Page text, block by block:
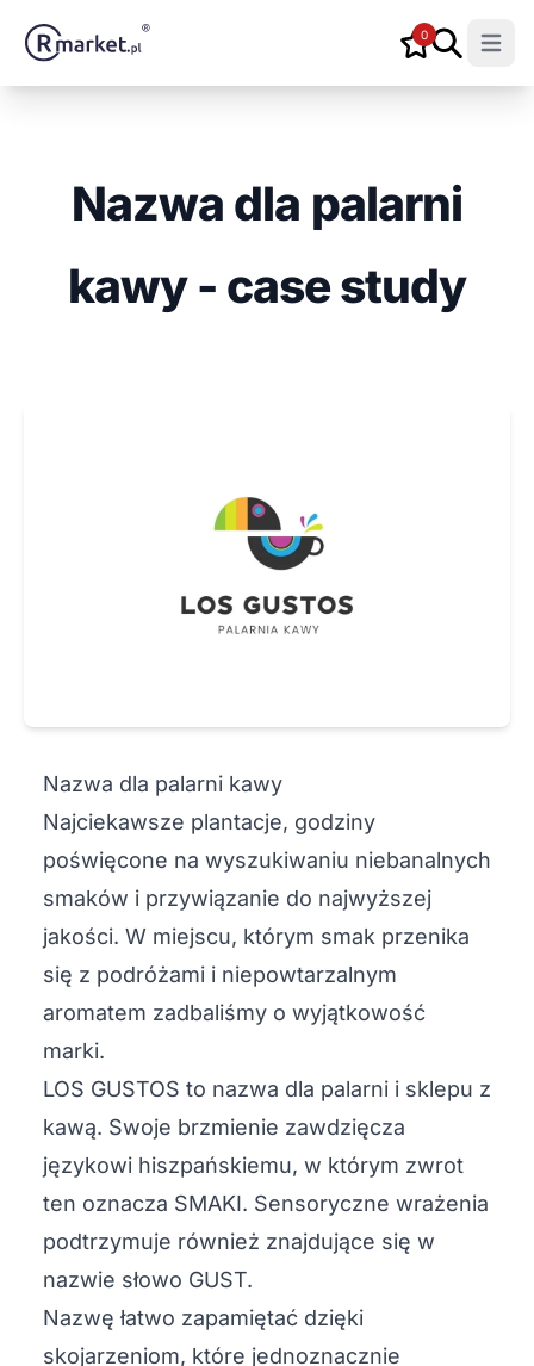
0
Open
Nazwa dla palarni
kawy - case study
Nazwa dla palarni kawy
Najciekawsze plantacje, godziny
poświęcone na wyszukiwaniu niebanalnych
smaków i przywiązanie do najwyższej
jakości. W miejscu, którym smak przenika
się z podróżami i niepowtarzalnym
aromatem zadbaliśmy o wyjątkowość
marki.
LOS GUSTOS to nazwa dla palarni i sklepu z
kawą. Swoje brzmienie zawdzięcza
językowi hiszpańskiemu, w którym zwrot
ten oznacza SMAKI. Sensoryczne wrażenia
podtrzymuje również znajdujące się w
nazwie słowo GUST.
Nazwę łatwo zapamiętać dzięki
skojarzeniom, które jednoznacznie